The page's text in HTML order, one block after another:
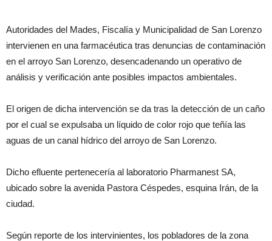
Autoridades del Mades, Fiscalía y Municipalidad de San Lorenzo
intervienen en una farmacéutica tras denuncias de contaminación
en el arroyo San Lorenzo, desencadenando un operativo de
análisis y verificación ante posibles impactos ambientales.
El origen de dicha intervención se da tras la detección de un caño
por el cual se expulsaba un líquido de color rojo que teñía las
aguas de un canal hídrico del arroyo de San Lorenzo.
Dicho efluente pertenecería al laboratorio Pharmanest SA,
ubicado sobre la avenida Pastora Céspedes, esquina Irán, de la
ciudad.
Según reporte de los intervinientes, los pobladores de la zona